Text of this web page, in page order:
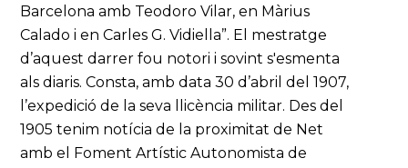
Barcelona amb Teodoro Vilar, en Màrius
Calado i en Carles G. Vidiella”. El mestratge
d’aquest darrer fou notori i sovint s'esmenta
als diaris. Consta, amb data 30 d’abril del 1907,
l’expedició de la seva llicència militar. Des del
1905 tenim notícia de la proximitat de Net
amb el Foment Artístic Autonomista de